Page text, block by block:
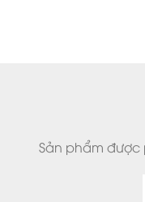
Sản phẩm được